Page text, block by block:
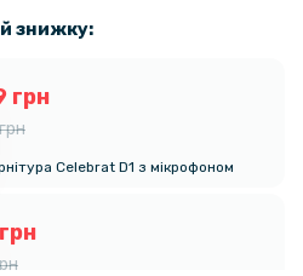
знижку:
грн
Celebrat D1 з мікрофоном